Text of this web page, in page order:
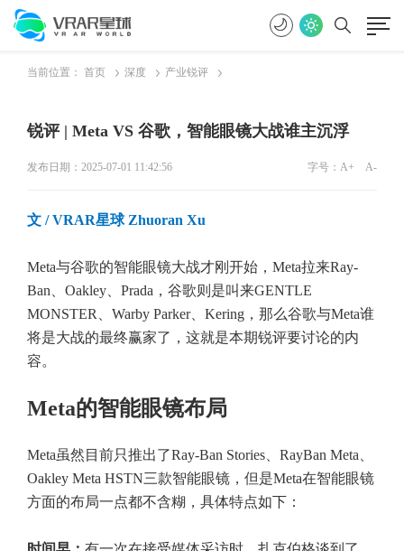
当前位置： 首页 深度 产业锐评
锐评 | Meta VS 谷歌，智能眼镜大战谁主沉浮
发布日期：2025-07-01 11:42:56 字号： A+ A-
文 / VRAR星球 Zhuoran Xu
Meta与谷歌的智能眼镜大战才刚开始，Meta拉来Ray-
Ban、Oakley、Prada，谷歌则是叫来GENTLE
MONSTER、Warby Parker、Kering，那么谷歌与Meta谁
将是大战的最终赢家了，这就是本期锐评要讨论的内
容。
Meta的智能眼镜布局
Meta虽然目前只推出了Ray-Ban Stories、RayBan Meta、
Oakley Meta HSTN三款智能眼镜，但是Meta在智能眼镜
方面的布局一点都不含糊，具体特点如下：